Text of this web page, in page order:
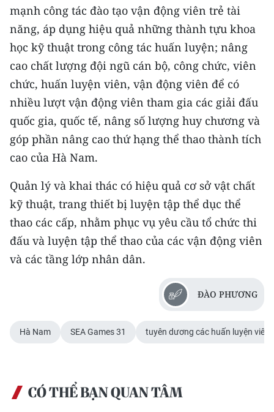
한국어
mạnh công tác đào tạo vận động viên trẻ tài
năng, áp dụng hiệu quả những thành tựu khoa
học kỹ thuật trong công tác huấn luyện; nâng
cao chất lượng đội ngũ cán bộ, công chức, viên
chức, huấn luyện viên, vận động viên để có
nhiều lượt vận động viên tham gia các giải đấu
quốc gia, quốc tế, nâng số lượng huy chương và
góp phần nâng cao thứ hạng thể thao thành tích
cao của Hà Nam.
Quản lý và khai thác có hiệu quả cơ sở vật chất
kỹ thuật, trang thiết bị luyện tập thể dục thể
thao các cấp, nhằm phục vụ yêu cầu tổ chức thi
đấu và luyện tập thể thao của các vận động viên
và các tầng lớp nhân dân.
ĐÀO PHƯƠNG
Hà Nam SEA Games 31 tuyên dương các huấn luyện viên
CÓ THỂ BẠN QUAN TÂM